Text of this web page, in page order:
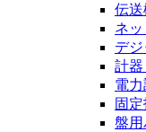
伝送
ネ
デ
計器
電
固
盤用